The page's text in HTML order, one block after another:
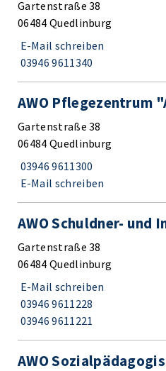
Gartenstraße 38
06484 Quedlinburg
E-Mail schreiben
03946 9611340
AWO Pflegezentrum
Gartenstraße 38
06484 Quedlinburg
03946 9611300
E-Mail schreiben
AWO Schuldner- und
Gartenstraße 38
06484 Quedlinburg
E-Mail schreiben
03946 9611228
03946 9611221
AWO